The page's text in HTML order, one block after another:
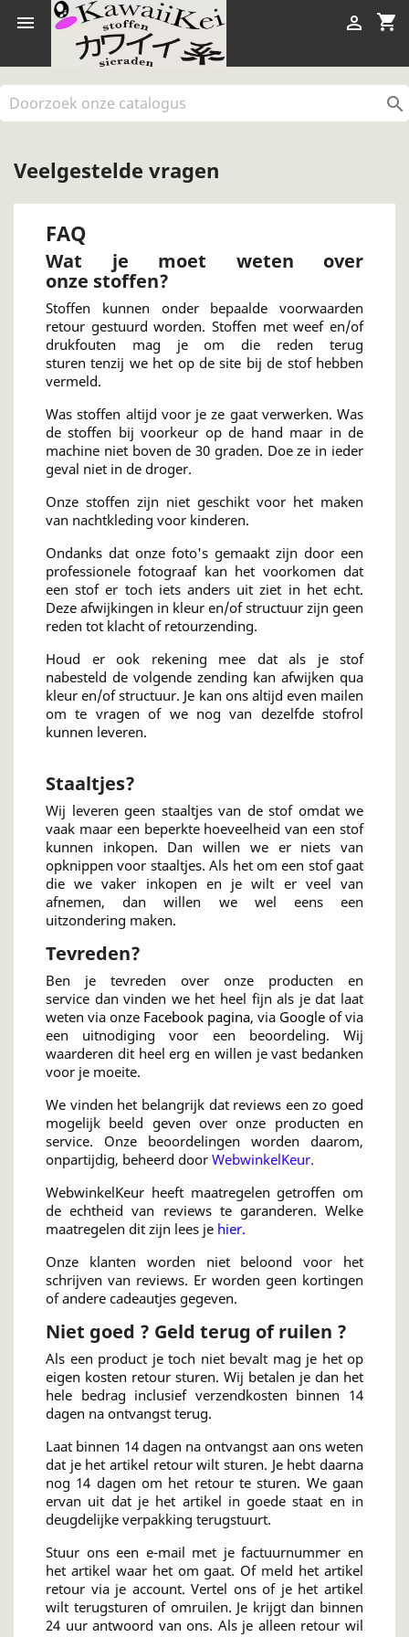
 shopping_cart


Veelgestelde vragen
FAQ
Wat je moet weten over
onze stoffen?
Stoffen kunnen onder bepaalde voorwaarden
retour gestuurd worden. Stoffen met weef en/of
drukfouten mag je om die reden terug
sturen tenzij we het op de site bij de stof hebben
vermeld.
Was stoffen altijd voor je ze gaat verwerken. Was
de stoffen bij voorkeur op de hand maar in de
machine niet boven de 30 graden. Doe ze in ieder
geval niet in de droger.
Onze stoffen zijn niet geschikt voor het maken
van nachtkleding voor kinderen.
Ondanks dat onze foto's gemaakt zijn door een
professionele fotograaf kan het voorkomen dat
een stof er toch iets anders uit ziet in het echt.
Deze afwijkingen in kleur en/of structuur zijn geen
reden tot klacht of retourzending.
Houd er ook rekening mee dat als je stof
nabesteld de volgende zending kan afwijken qua
kleur en/of structuur. Je kan ons altijd even mailen
om te vragen of we nog van dezelfde stofrol
kunnen leveren.
Staaltjes?
Wij leveren geen staaltjes van de stof omdat we
vaak maar een beperkte hoeveelheid van een stof
kunnen inkopen. Dan willen we er niets van
opknippen voor staaltjes. Als het om een stof gaat
die we vaker inkopen en je wilt er veel van
afnemen, dan willen we wel eens een
uitzondering maken.
Tevreden?
Ben je tevreden over onze producten en
service dan vinden we het heel fijn als je dat laat
weten via onze Facebook pagina, via Google of via
een uitnodiging voor een beoordeling. Wij
waarderen dit heel erg en willen je vast bedanken
voor je moeite.
We vinden het belangrijk dat reviews een zo goed
mogelijk beeld geven over onze producten en
service. Onze beoordelingen worden daarom,
onpartijdig, beheerd door WebwinkelKeur.
WebwinkelKeur heeft maatregelen getroffen om
de echtheid van reviews te garanderen. Welke
maatregelen dit zijn lees je hier.
Onze klanten worden niet beloond voor het
schrijven van reviews. Er worden geen kortingen
of andere cadeautjes gegeven.
Niet goed ? Geld terug of ruilen ?
Als een product je toch niet bevalt mag je het op
eigen kosten retour sturen. Wij betalen je dan het
hele bedrag inclusief verzendkosten binnen 14
dagen na ontvangst terug.
Laat binnen 14 dagen na ontvangst aan ons weten
dat je het artikel retour wilt sturen. Je hebt daarna
nog 14 dagen om het retour te sturen. We gaan
ervan uit dat je het artikel in goede staat en in
deugdelijke verpakking terugstuurt.
Stuur ons een e-mail met je factuurnummer en
het artikel waar het om gaat. Of meld het artikel
retour via je account. Vertel ons of je het artikel
wilt terugsturen of omruilen. Je krijgt dan binnen
24 uur antwoord van ons. Als je alleen retour wil